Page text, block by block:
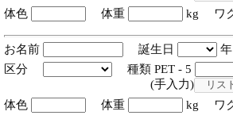
体色
体重 kg ワ
お名前 誕生日
区分
種類 PET - 5
(手入力)
体色
体重 kg ワ